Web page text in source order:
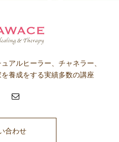
アルヒーラー、チャネラー、
養成をする実績多数の講座
合わせ